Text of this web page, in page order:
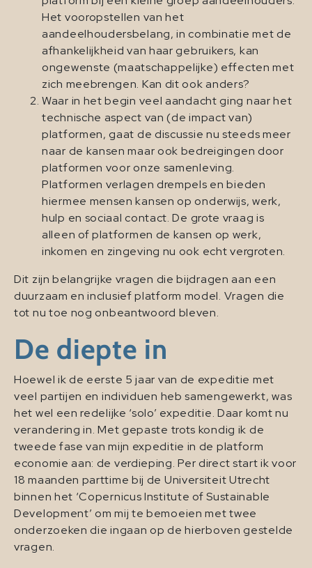
Het vooropstellen van het
aandeelhoudersbelang, in combinatie met de
afhankelijkheid van haar gebruikers, kan
ongewenste (maatschappelijke) effecten met
zich meebrengen. Kan dit ook anders?
Waar in het begin veel aandacht ging naar het
technische aspect van (de impact van)
platformen, gaat de discussie nu steeds meer
naar de kansen maar ook bedreigingen door
platformen voor onze samenleving.
Platformen verlagen drempels en bieden
hiermee mensen kansen op onderwijs, werk,
hulp en sociaal contact. De grote vraag is
alleen of platformen de kansen op werk,
inkomen en zingeving nu ook echt vergroten.
Dit zijn belangrijke vragen die bijdragen aan een
duurzaam en inclusief platform model. Vragen die
tot nu toe nog onbeantwoord bleven.
De diepte in
Hoewel ik de eerste 5 jaar van de expeditie met
veel partijen en individuen heb samengewerkt, was
het wel een redelijke ‘solo’ expeditie. Daar komt nu
verandering in. Met gepaste trots kondig ik de
tweede fase van mijn expeditie in de platform
economie aan: de verdieping. Per direct start ik voor
18 maanden parttime bij de Universiteit Utrecht
binnen het ‘Copernicus Institute of Sustainable
Development’ om mij te bemoeien met twee
onderzoeken die ingaan op de hierboven gestelde
vragen.